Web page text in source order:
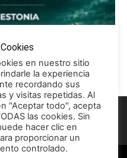
en nuestro sitio
la experiencia
recordando sus
y visitas repetidas. Al
"Aceptar todo", acepta
las cookies. Sin
hacer clic en
proporcionar un
controlado.